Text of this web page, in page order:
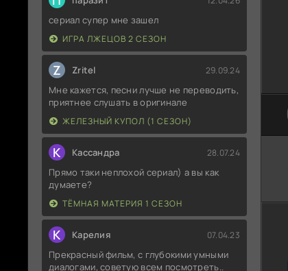
сериал супер мне зашел
ИГРА ЛЖЕЦОВ 2 СЕЗОН
Z Zritel 29.09.24
Мне кажется, песни лучше не переводить,
приятнее слушать в оригинале
ЖЕЛЕЗНЫЙ КУПОЛ (1 СЕЗОН)
К Кассандра 28.07.24
Прямо таки неплохой сериал) а вы как
думаете?
ТЁМНАЯ МАТЕРИЯ 1 СЕЗОН
К Карелия 07.04.23
Прекрасный фильм, с глубокими умными
диалогами, советую всем посмотреть..